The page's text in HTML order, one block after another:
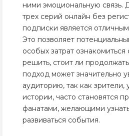
ними эмоциональную связь.
трех серий онлайн без
подписки является
Это позволяет
особых затрат
решить, стоит ли
подход может значительно
аудиторию, так как
истории, часто становятся
фанатами, желающими
развиваться события.